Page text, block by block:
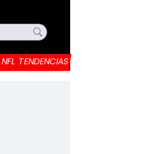
NFL TENDENCIAS